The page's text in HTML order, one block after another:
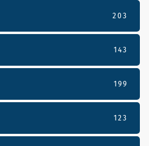
203
143
199
123